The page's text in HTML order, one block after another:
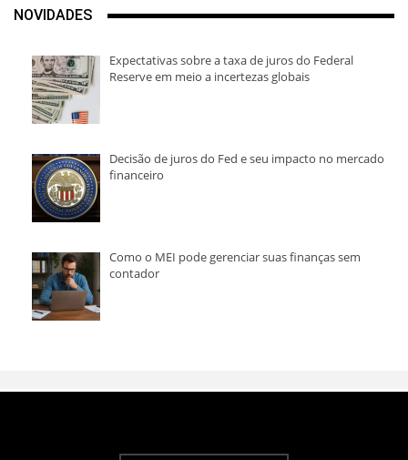
NOVIDADES
Expectativas sobre a taxa de juros do Federal
Reserve em meio a incertezas globais
Decisão de juros do Fed e seu impacto no mercado
financeiro
Como o MEI pode gerenciar suas finanças sem
contador